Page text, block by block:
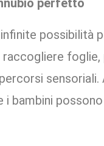
perfetto
possibilità
i bambini